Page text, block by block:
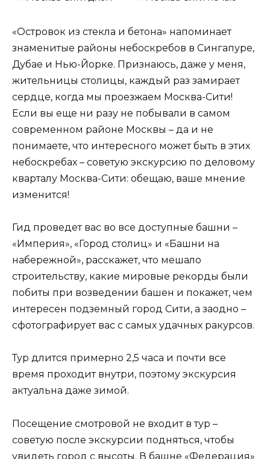
«Островок из стекла и бетона» напоминает
знаменитые районы небоскребов в Сингапуре,
Дубае и Нью-Йорке. Признаюсь, даже у меня,
жительницы столицы, каждый раз замирает
сердце, когда мы проезжаем Москва-Сити!
Если вы еще ни разу не побывали в самом
современном районе Москвы – да и не
понимаете, что интересного может быть в этих
небоскребах – советую экскурсию по деловому
кварталу Москва-Сити: обещаю, ваше мнение
изменится!
Гид проведет вас во все доступные башни –
«Империя», «Город столиц» и «Башни на
набережной», расскажет, что мешало
строительству, какие мировые рекорды были
побиты при возведении башен и покажет, чем
интересен подземный город Сити, а заодно –
сфотографирует вас с самых удачных ракурсов.
Тур длится примерно 2,5 часа и почти все
время проходит внутри, поэтому экскурсия
актуальна даже зимой.
Посещение смотровой не входит в тур –
советую после экскурсии подняться, чтобы
увидеть город с высоты. В башне «Федерация»